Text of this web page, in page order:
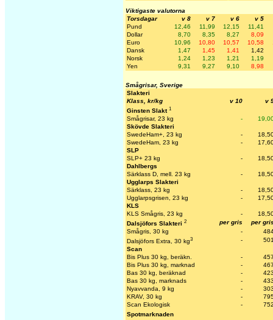
Viktigaste valutorna
Torsdagar
v 8 v 7 v 6
v 5
Pund
12,46 11,99 12,15
11,41
Dollar
8,70 8,35 8,27
8,09
Euro
10,96 10,80 10,57 10,58
Dansk
1,47 1,45 1,41
1,42
Norsk
1,24 1,23 1,21
1,19
Yen
9,31 9,27 9,10 8,98
Smågrisar, Sverige
Slakteri
Klass, kr/kg
v 10
v
Ginsten Slakt 1
Smågrisar, 23 kg -
Skövde Slakteri
SwedeHam+, 23 kg
-
SwedeHam, 23 kg
-
SLP
SLP+ 23 kg
-
Dahlbergs
Särklass D, mell. 23 kg
-
Ugglarps Slakteri
Särklass, 23 kg
-
Ugglarpsgrisen, 23 kg
-
KLS
KLS Smågris, 23 kg
-
Dalsjöfors Slakteri 2 per gris
per
Smågris, 30 kg
-
Dalsjöfors Extra, 30 kg3 -
Scan
Bis Plus 30 kg, beräkn.
-
Bis Plus 30 kg, marknad
-
Bas 30 kg, beräknad
-
Bas 30 kg, marknads
-
Nyavvanda, 9 kg
-
KRAV, 30 kg
-
Scan Ekologisk
-
Spotmarknaden